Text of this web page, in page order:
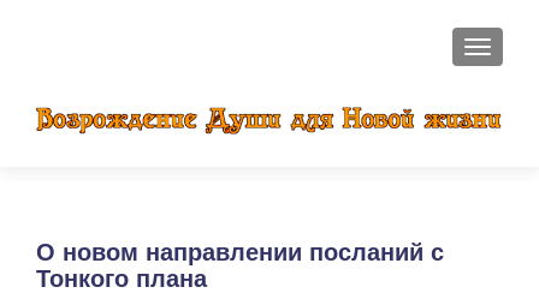
О новом направлении посланий с
Тонкого плана